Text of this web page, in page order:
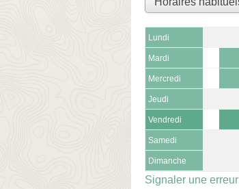
Lundi
Mardi
Mercredi
Jeudi
Vendredi
Samedi
Dimanche
Signaler une erreur